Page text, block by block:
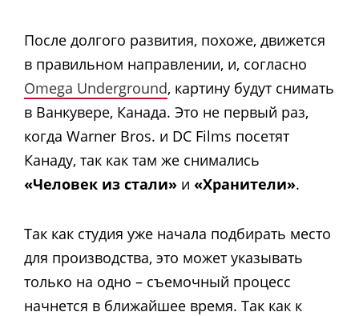
После долгого развития, похоже, движется
в правильном направлении, и, согласно
Omega Underground, картину будут снимать
в Ванкувере, Канада. Это не первый раз,
когда Warner Bros. и DC Films посетят
Канаду, так как там же снимались
«Человек из стали» и «Хранители».
Так как студия уже начала подбирать место
для производства, это может указывать
только на одно – съемочный процесс
начнется в ближайшее время. Так как к